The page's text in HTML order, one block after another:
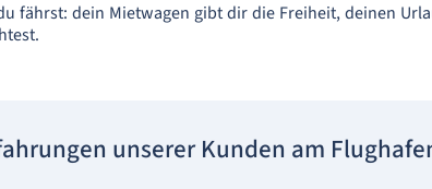
fährst: dein Mietwagen gibt dir die Freiheit, deinen
unserer Kunden am